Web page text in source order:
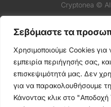
Σεβόμαστε τα
Χρησιμοποιούμε Cookies
εμπειρία περιήγησής σας,
επισκεψιμότητά μας. Δεν
για να παρακολουθήσουμε
Κάνοντας κλικ στο
Cryptonea ©